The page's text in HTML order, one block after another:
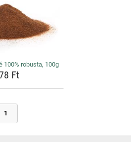
100% robusta, 100g
Ft
1